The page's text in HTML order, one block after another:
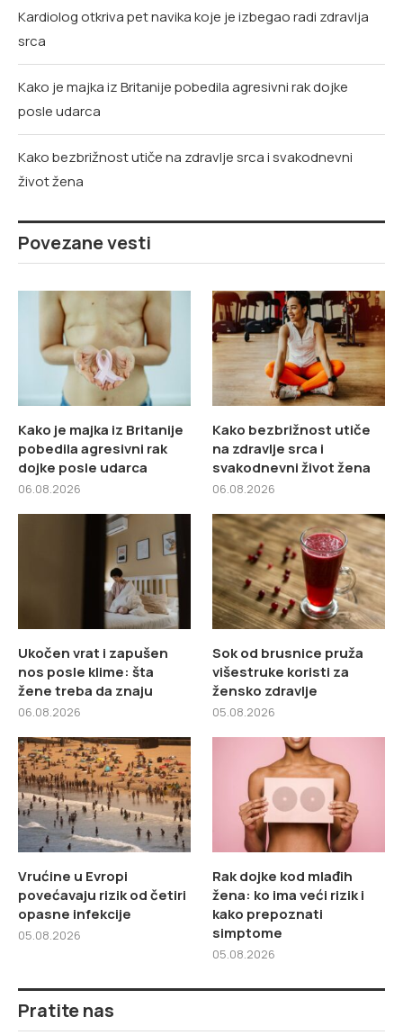
Kardiolog otkriva pet navika koje je izbegao radi zdravlja
srca
Kako je majka iz Britanije pobedila agresivni rak dojke
posle udarca
Kako bezbrižnost utiče na zdravlje srca i svakodnevni
život žena
Povezane vesti
Kako je majka iz Britanije
pobedila agresivni rak
dojke posle udarca
06.08.2026
Kako bezbrižnost utiče
na zdravlje srca i
svakodnevni život žena
06.08.2026
Ukočen vrat i zapušen
nos posle klime: šta
žene treba da znaju
06.08.2026
Sok od brusnice pruža
višestruke koristi za
žensko zdravlje
05.08.2026
Vrućine u Evropi
povećavaju rizik od četiri
opasne infekcije
05.08.2026
Rak dojke kod mlađih
žena: ko ima veći rizik i
kako prepoznati
simptome
05.08.2026
Pratite nas